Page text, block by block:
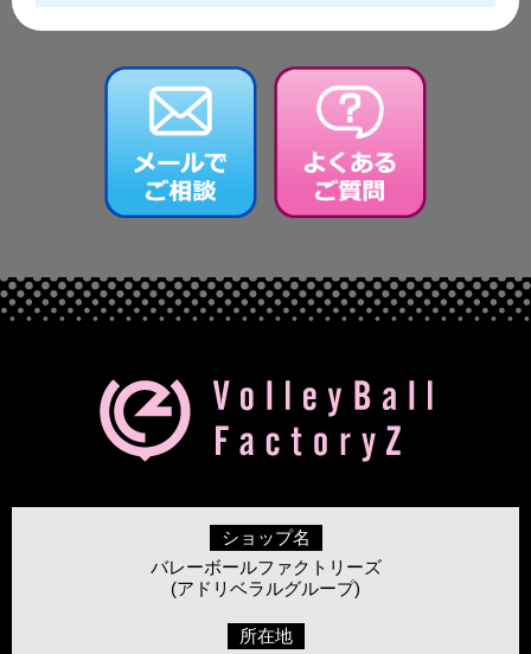
ショップ名
バレーボールファクトリーズ
(アドリベラルグループ)
所在地